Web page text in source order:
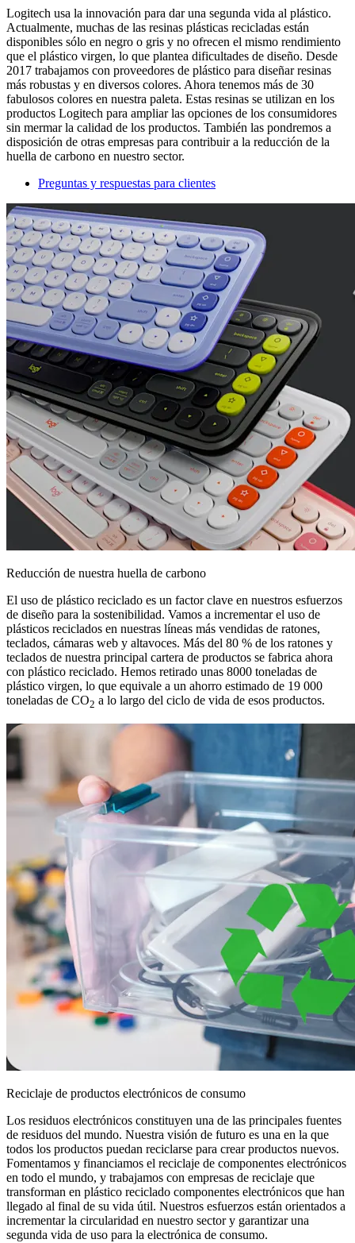
Logitech usa la innovación para dar una segunda vida al plástico.
Actualmente, muchas de las resinas plásticas recicladas están
disponibles sólo en negro o gris y no ofrecen el mismo rendimiento
que el plástico virgen, lo que plantea dificultades de diseño. Desde
2017 trabajamos con proveedores de plástico para diseñar resinas
más robustas y en diversos colores. Ahora tenemos más de 30
fabulosos colores en nuestra paleta. Estas resinas se utilizan en los
productos Logitech para ampliar las opciones de los consumidores
sin mermar la calidad de los productos. También las pondremos a
disposición de otras empresas para contribuir a la reducción de la
huella de carbono en nuestro sector.
Preguntas y respuestas para clientes
Reducción de nuestra huella de carbono
El uso de plástico reciclado es un factor clave en nuestros esfuerzos
de diseño para la sostenibilidad. Vamos a incrementar el uso de
plásticos reciclados en nuestras líneas más vendidas de ratones,
teclados, cámaras web y altavoces. Más del 80 % de los ratones y
teclados de nuestra principal cartera de productos se fabrica ahora
con plástico reciclado. Hemos retirado unas 8000 toneladas de
plástico virgen, lo que equivale a un ahorro estimado de 19 000
toneladas de CO2 a lo largo del ciclo de vida de esos productos.
Reciclaje de productos electrónicos de consumo
Los residuos electrónicos constituyen una de las principales fuentes
de residuos del mundo. Nuestra visión de futuro es una en la que
todos los productos puedan reciclarse para crear productos nuevos.
Fomentamos y financiamos el reciclaje de componentes electrónicos
en todo el mundo, y trabajamos con empresas de reciclaje que
transforman en plástico reciclado componentes electrónicos que han
llegado al final de su vida útil. Nuestros esfuerzos están orientados a
incrementar la circularidad en nuestro sector y garantizar una
segunda vida de uso para la electrónica de consumo.